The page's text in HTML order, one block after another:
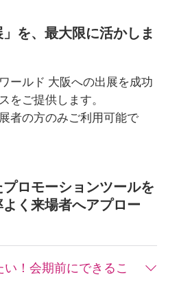
」を、最大限に活かしま
ールド 大阪への出展を成功
をご提供します。
者の方のみご利用可能で
ロモーションツールを
く来場者へアプロー
！会期前にできるこ